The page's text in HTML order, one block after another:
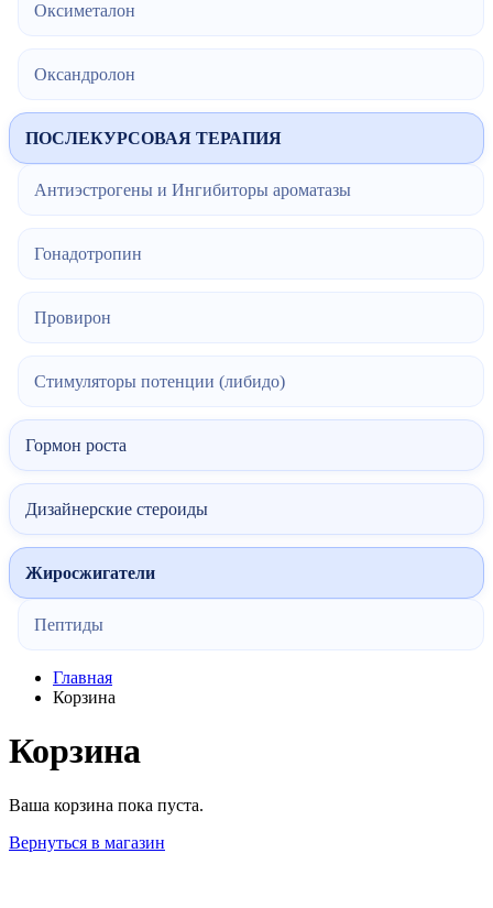
Оксиметалон
Оксандролон
ПОСЛЕКУРСОВАЯ ТЕРАПИЯ
Антиэстрогены и Ингибиторы ароматазы
Гонадотропин
Провирон
Стимуляторы потенции (либидо)
Гормон роста
Дизайнерские стероиды
Жиросжигатели
Пептиды
Главная
Корзина
Корзина
Ваша корзина пока пуста.
Вернуться в магазин